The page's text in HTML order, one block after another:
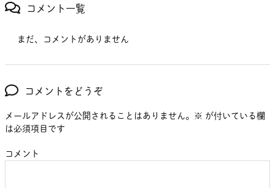
コメント一覧
まだ、コメントがありません
コメントをどうぞ
メールアドレスが公開されることはありません。 ※ が付いている欄
は必須項目です
コメント